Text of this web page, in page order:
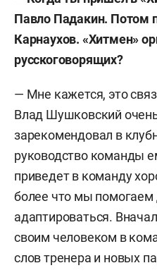
Павло Падакин. Потом
Карнаухов. «Хитмен»
русскоговорящих?
— Мне кажется, это
Влад Шушковский
зарекомендовал в
руководство команды
приведет в команду
более что мы помогаем
адаптироваться.
своим человеком в
слов тренера и новых